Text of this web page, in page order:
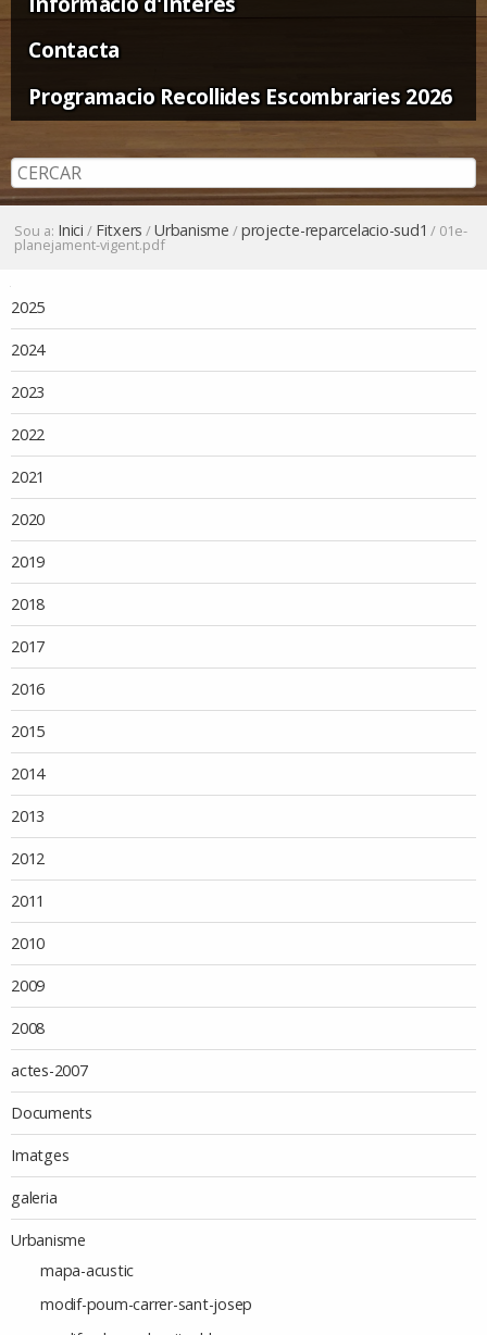
Contacta
Programacio Recollides Escombraries 2026
Sou a: Inici / Fitxers /Urbanisme /projecte-reparcelacio-sud1 / 01e-
planejament-vigent.pdf
2025
2024
2023
2022
2021
2020
2019
2018
2017
2016
2015
2014
2013
2012
2011
2010
2009
2008
actes-2007
Documents
Imatges
galeria
Urbanisme
mapa-acustic
modif-poum-carrer-sant-josep